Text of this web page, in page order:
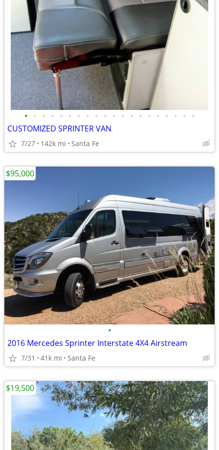
• • • • • • • • • • • • • • • • • • • •
CUSTOMIZED SPRINTER VAN
7/27 142k mi Santa Fe
•
2016 Mercedes Sprinter Interstate 4X4 Airstream
7/31 41k mi Santa Fe
$95,000
$19,500